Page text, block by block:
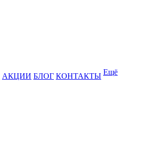
АКЦИИ БЛОГ КОНТАКТЫ Ещё